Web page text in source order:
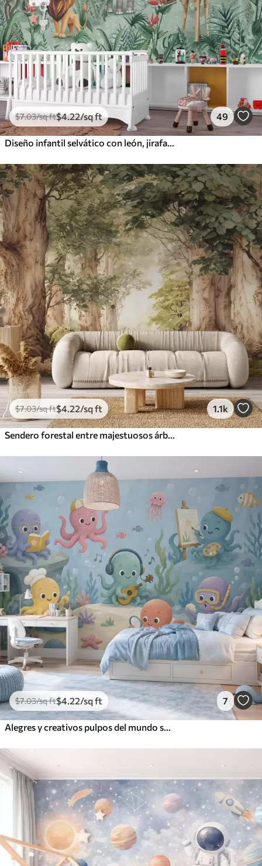
$7.03/sq ft$4.22/sq ft 49
$7.03/sq ft$4 .22/sq ft 1.1k
$7.03/sq ft$4 .22/sq ft 7